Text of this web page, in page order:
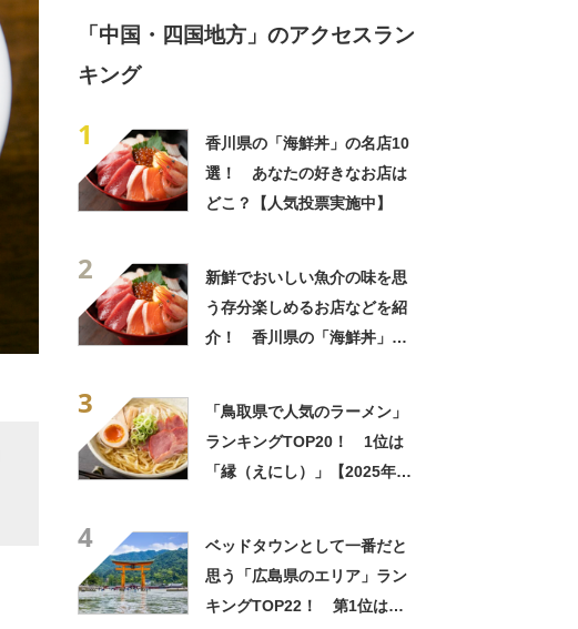
「中国・四国地方」のアクセスラン
キング
1
香川県の「海鮮丼」の名店10
選！ あなたの好きなお店は
どこ？【人気投票実施中】
2
新鮮でおいしい魚介の味を思
う存分楽しめるお店などを紹
介！ 香川県の「海鮮丼」の
3
「鳥取県で人気のラーメン」
ランキングTOP20！ 1位は
「縁（えにし）」【2025年3
4
ベッドタウンとして一番だと
思う「広島県のエリア」ラン
キングTOP22！ 第1位は